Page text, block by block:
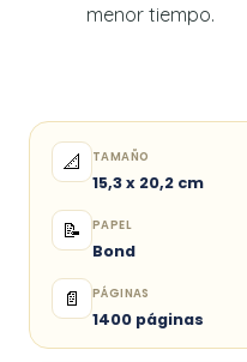
menor tiempo.
📐 TAMAÑO
15,3 x 20,2 cm
📝 PAPEL
Bond
📄 PÁGINAS
1400 páginas